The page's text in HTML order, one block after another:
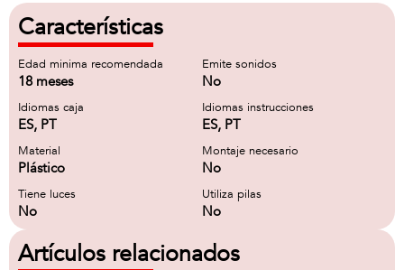
Características
Edad minima recomendada
18 meses
Emite sonidos
No
Idiomas caja
ES, PT
Idiomas instrucciones
ES, PT
Material
Plástico
Montaje necesario
No
Tiene luces
No
Utiliza pilas
No
Artículos relacionados